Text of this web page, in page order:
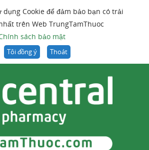
dụng Cookie để đảm bảo bạn có trải
trên Web TrungTamThuoc
sách bảo mật
Tôi đồng ý Thoát